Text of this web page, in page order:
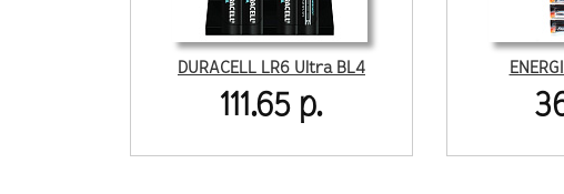
DURACELL LR6 Ultra BL4
111.65 р.